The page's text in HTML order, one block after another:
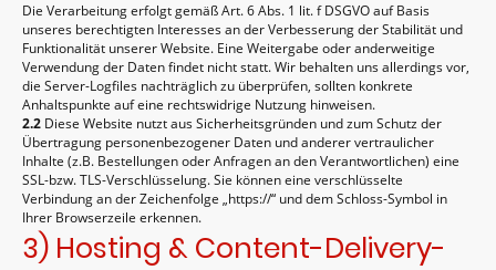
Die Verarbeitung erfolgt gemäß Art. 6 Abs. 1 lit. f DSGVO auf Basis
unseres berechtigten Interesses an der Verbesserung der Stabilität und
Funktionalität unserer Website. Eine Weitergabe oder anderweitige
Verwendung der Daten findet nicht statt. Wir behalten uns allerdings vor,
die Server-Logfiles nachträglich zu überprüfen, sollten konkrete
Anhaltspunkte auf eine rechtswidrige Nutzung hinweisen.
2.2 Diese Website nutzt aus Sicherheitsgründen und zum Schutz der
Übertragung personenbezogener Daten und anderer vertraulicher
Inhalte (z.B. Bestellungen oder Anfragen an den Verantwortlichen) eine
SSL-bzw. TLS-Verschlüsselung. Sie können eine verschlüsselte
Verbindung an der Zeichenfolge „https://“ und dem Schloss-Symbol in
Ihrer Browserzeile erkennen.
3) Hosting & Content-Delivery-